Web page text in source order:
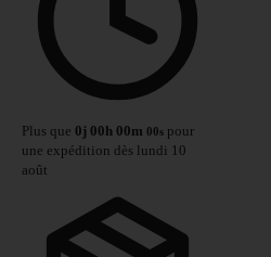
Plus que 0j 00h 00m 00s pour
une expédition dès lundi 10
août